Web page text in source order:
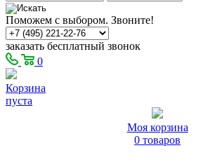
Поможем с выбором. Звоните!
заказать бесплатный звонок
0
Корзина
пуста
Моя корзина
0 товаров